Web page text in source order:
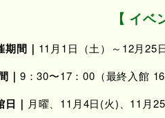
【 イベ
期間｜ 11月1日（土）～12月25
｜ 9：30〜17：00（最終入館 16
日｜ 月曜、11月4日(火)、11月